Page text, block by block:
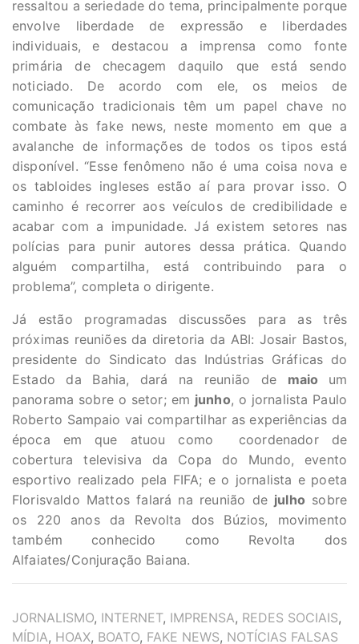
ressaltou a seriedade do tema, principalmente porque
envolve liberdade de expressão e liberdades
individuais, e destacou a imprensa como fonte
primária de checagem daquilo que está sendo
noticiado. De acordo com ele, os meios de
comunicação tradicionais têm um papel chave no
combate às fake news, neste momento em que a
avalanche de informações de todos os tipos está
disponível. “Esse fenômeno não é uma coisa nova e
os tabloides ingleses estão aí para provar isso. O
caminho é recorrer aos veículos de credibilidade e
acabar com a impunidade. Já existem setores nas
polícias para punir autores dessa prática. Quando
alguém compartilha, está contribuindo para o
problema”, completa o dirigente.
Já estão programadas discussões para as três
próximas reuniões da diretoria da ABI: Josair Bastos,
presidente do Sindicato das Indústrias Gráficas do
Estado da Bahia, dará na reunião de maio um
panorama sobre o setor; em junho, o jornalista Paulo
Roberto Sampaio vai compartilhar as experiências da
época em que atuou como coordenador de
cobertura televisiva da Copa do Mundo, evento
esportivo realizado pela FIFA; e o jornalista e poeta
Florisvaldo Mattos falará na reunião de julho sobre
os 220 anos da Revolta dos Búzios, movimento
também conhecido como Revolta dos
Alfaiates/Conjuração Baiana.
TAGS
JORNALISMO, INTERNET, IMPRENSA, REDES SOCIAIS,
MÍDIA, HOAX, BOATO, FAKE NEWS, NOTÍCIAS FALSAS